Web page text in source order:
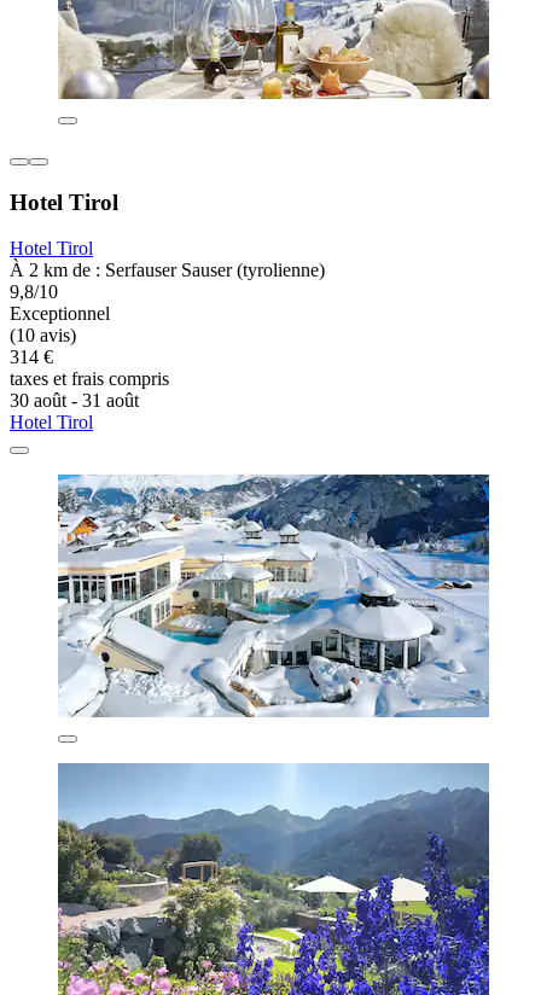
Hotel Tirol
Hotel Tirol
À 2 km de : Serfauser Sauser (tyrolienne)
9,8/10
Exceptionnel
(10 avis)
314 €
taxes et frais compris
30 août - 31 août
Hotel Tirol